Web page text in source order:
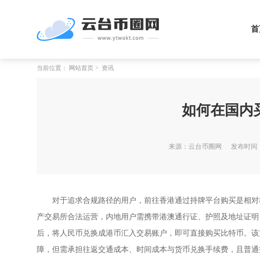
当前位置： 网站首页 资讯
如何在国内
来源：云台币圈网 发布时间
对于追求合规路径的用户，前往香港通过持牌平台购买是相
产交易所合法运营，内地用户需携带港澳通行证、护照及地址证
后，将人民币兑换成港币汇入交易账户，即可直接购买比特币。
障，但需承担往返交通成本、时间成本与货币兑换手续费，且普